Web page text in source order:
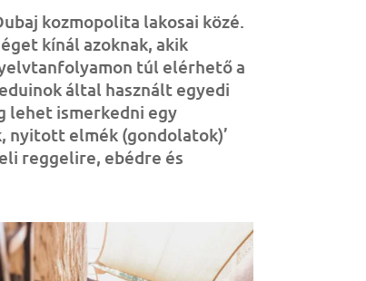
kozmopolita lakosai közé.
kínál azoknak, akik
túl elérhető a
által használt egyedi
lehet ismerkedni egy
nyitott elmék (gondolatok)’
reggelire, ebédre és